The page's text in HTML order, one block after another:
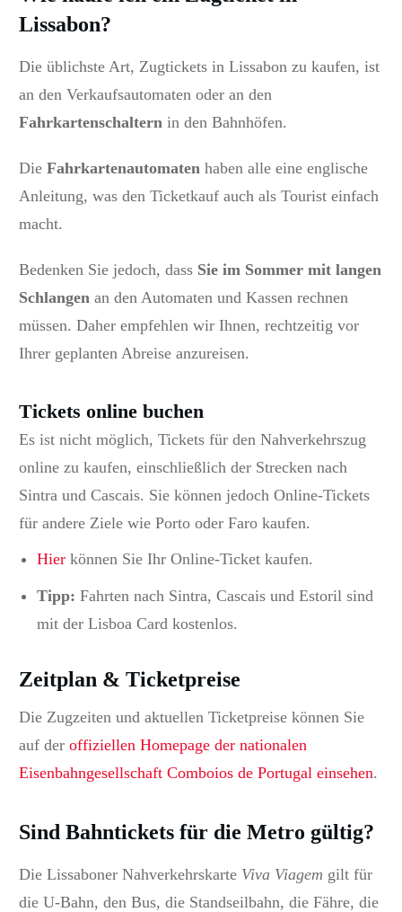
Lissabon?
Die üblichste Art, Zugtickets in Lissabon zu kaufen, ist
an den Verkaufsautomaten oder an den
Fahrkartenschaltern in den Bahnhöfen.
Die Fahrkartenautomaten haben alle eine englische
Anleitung, was den Ticketkauf auch als Tourist einfach
macht.
Bedenken Sie jedoch, dass Sie im Sommer mit langen
Schlangen an den Automaten und Kassen rechnen
müssen. Daher empfehlen wir Ihnen, rechtzeitig vor
Ihrer geplanten Abreise anzureisen.
Tickets online buchen
Es ist nicht möglich, Tickets für den Nahverkehrszug
online zu kaufen, einschließlich der Strecken nach
Sintra und Cascais. Sie können jedoch Online-Tickets
für andere Ziele wie Porto oder Faro kaufen.
Hier können Sie Ihr Online-Ticket kaufen.
Tipp: Fahrten nach Sintra, Cascais und Estoril sind
mit der Lisboa Card kostenlos.
Zeitplan & Ticketpreise
Die Zugzeiten und aktuellen Ticketpreise können Sie
auf der offiziellen Homepage der nationalen
Eisenbahngesellschaft Comboios de Portugal einsehen.
Sind Bahntickets für die Metro gültig?
Die Lissaboner Nahverkehrskarte Viva Viagem gilt für
die U-Bahn, den Bus, die Standseilbahn, die Fähre, die